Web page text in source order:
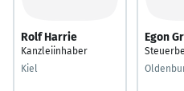
Rolf Harrie
Kanzleiinhaber
Kiel
Egon